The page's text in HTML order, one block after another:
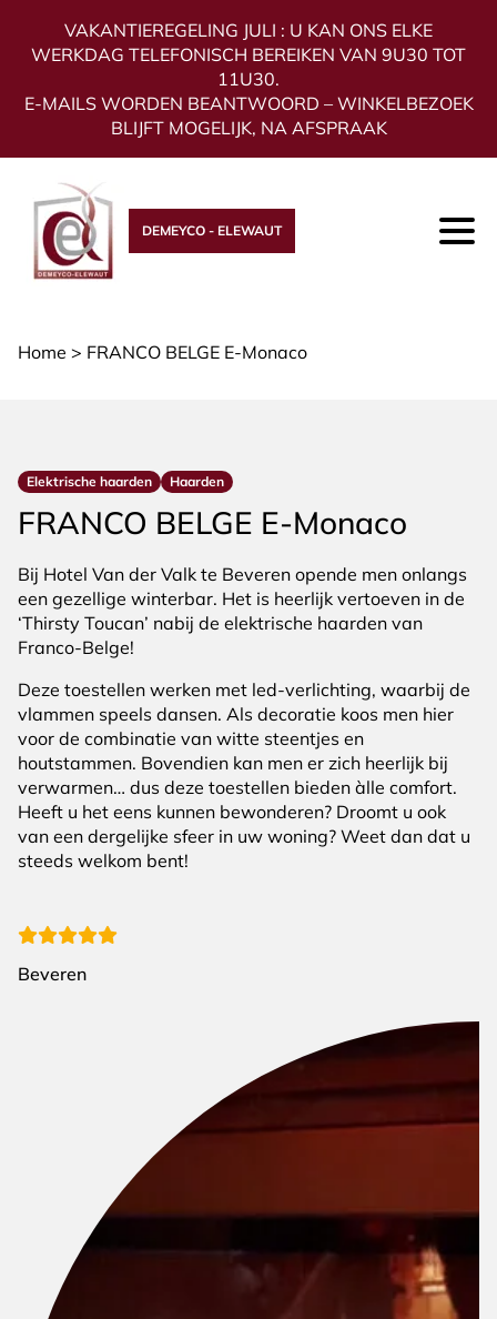
VAKANTIEREGELING JULI : U KAN ONS ELKE
WERKDAG TELEFONISCH BEREIKEN VAN 9U30 TOT
11U30.
E-MAILS WORDEN BEANTWOORD – WINKELBEZOEK
BLIJFT MOGELIJK, NA AFSPRAAK
DEMEYCO - ELEWAUT
Home > FRANCO BELGE E-Monaco
Elektrische haarden Haarden
FRANCO BELGE E-Monaco
Bij Hotel Van der Valk te Beveren opende men onlangs
een gezellige winterbar. Het is heerlijk vertoeven in de
‘Thirsty Toucan’ nabij de elektrische haarden van
Franco-Belge!
Deze toestellen werken met led-verlichting, waarbij de
vlammen speels dansen. Als decoratie koos men hier
voor de combinatie van witte steentjes en
houtstammen. Bovendien kan men er zich heerlijk bij
verwarmen… dus deze toestellen bieden àlle comfort.
Heeft u het eens kunnen bewonderen? Droomt u ook
van een dergelijke sfeer in uw woning? Weet dan dat u
steeds welkom bent!
Beveren